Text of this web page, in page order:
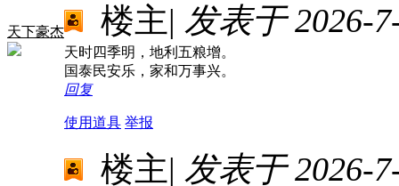
天下豪杰 楼主| 发表于 2026-
天时四季明，地利五粮增。
国泰民安乐，家和万事兴。
回复
使用道具 举报
楼主| 发表于 2026-